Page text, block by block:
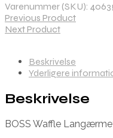
Varenummer (SKU):
Previous Product
Next Product
Beskrivelse
Yderligere
Beskrivelse
BOSS Waffle